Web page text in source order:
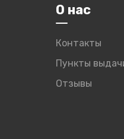
О нас
Контакты
Пункты
Отзывы